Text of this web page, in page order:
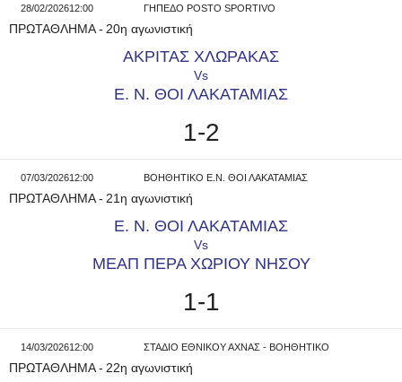
28/02/202612:00 ΓΗΠΕΔΟ POSTO SPORTIVO
ΠΡΩΤΑΘΛΗΜΑ- 20η αγωνιστική
ΑΚΡΙΤΑΣ ΧΛΩΡΑΚΑΣ
Vs
Ε. Ν. ΘΟΙ ΛΑΚΑΤΑΜΙΑΣ
1-2
07/03/202612:00 ΒΟΗΘΗΤΙΚΟ Ε.Ν. ΘΟΙ ΛΑΚΑΤΑΜΙΑΣ
ΠΡΩΤΑΘΛΗΜΑ- 21η αγωνιστική
Ε. Ν. ΘΟΙ ΛΑΚΑΤΑΜΙΑΣ
Vs
ΜΕΑΠ ΠΕΡΑ ΧΩΡΙΟΥ ΝΗΣΟΥ
1-1
14/03/202612:00 ΣΤΑΔΙΟ ΕΘΝΙΚΟΥ ΑΧΝΑΣ - ΒΟΗΘΗΤΙΚΟ
ΠΡΩΤΑΘΛΗΜΑ- 22η αγωνιστική